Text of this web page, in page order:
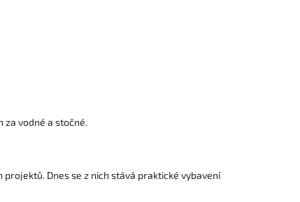
za vodné a stočné.
Dnes se z nich stává praktické vybavení